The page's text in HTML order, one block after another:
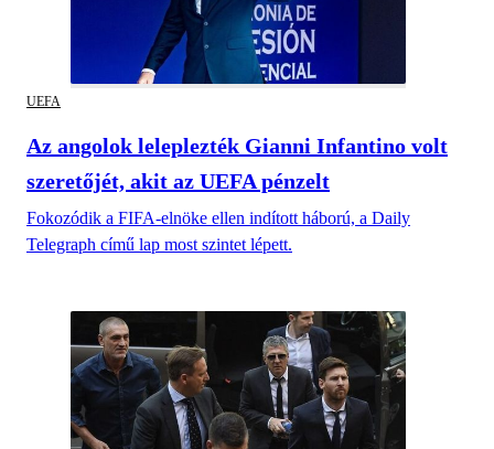
UEFA
Az angolok leleplezték Gianni Infantino volt
szeretőjét, akit az UEFA pénzelt
Fokozódik a FIFA-elnöke ellen indított háború, a Daily
Telegraph című lap most szintet lépett.